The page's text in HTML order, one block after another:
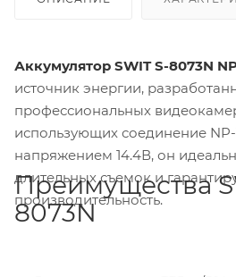
Аккумулятор SWIT S-8073N
источник энергии,
профессиональных
использующих соединение
напряжением 14.4В, он
длительных съемок и
производительность.
Преимущества
8073N